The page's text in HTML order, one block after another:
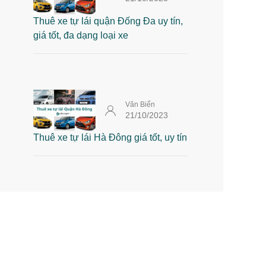
Thuê xe tự lái quận Đống Đa uy tín,
giá tốt, đa dạng loại xe
Văn Biển
21/10/2023
Thuê xe tự lái Hà Đông giá tốt, uy tín